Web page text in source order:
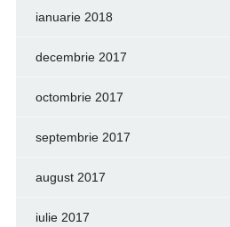
ianuarie 2018
decembrie 2017
octombrie 2017
septembrie 2017
august 2017
iulie 2017